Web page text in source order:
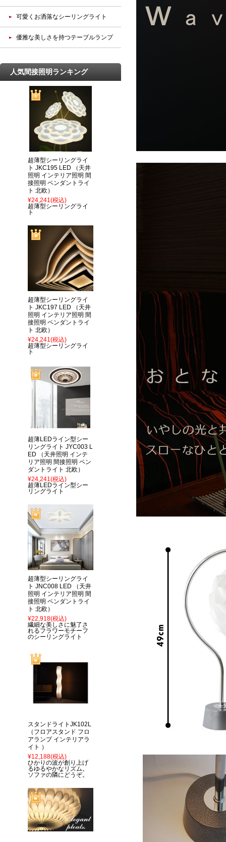
可愛くお洒落なシーリングライト
優雅な美しさを持つテーブルランプ
人気間接照明ランキング
超薄型シーリングライ
ト JKC195 LED （天井
照明 インテリア照明 間
接照明 ペンダントライ
ト 北欧）
¥24,241(税込)
超薄型シーリングライ
ト
超薄型シーリングライ
ト JKC197 LED （天井
照明 インテリア照明 間
接照明 ペンダントライ
ト 北欧）
¥24,241(税込)
超薄型シーリングライ
ト
超薄LEDライン型シー
リングライト JYC003 L
ED （天井照明 インテ
リア照明 間接照明 ペン
ダントライト 北欧）
¥24,241(税込)
超薄LEDライン型シー
リングライト
超薄型シーリングライ
ト JNC008 LED （天井
照明 インテリア照明 間
接照明 ペンダントライ
ト 北欧）
¥22,918(税込)
繊細な美しさに魅了さ
れるフラワーモチーフ
のシーリングライト
スタンドライトJK102L
（フロアスタンド フロ
アランプ インテリアラ
イト ）
¥12,188(税込)
ひかりの波が創り上げ
るゆるやかなリズム。
ソファの隣にどうぞ。